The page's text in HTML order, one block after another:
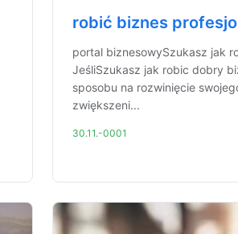
robić biznes
portal biznesowySzukasz jak
JeśliSzukasz jak robic dobry
sposobu na rozwinięcie
zwiększeni...
30.11.-0001